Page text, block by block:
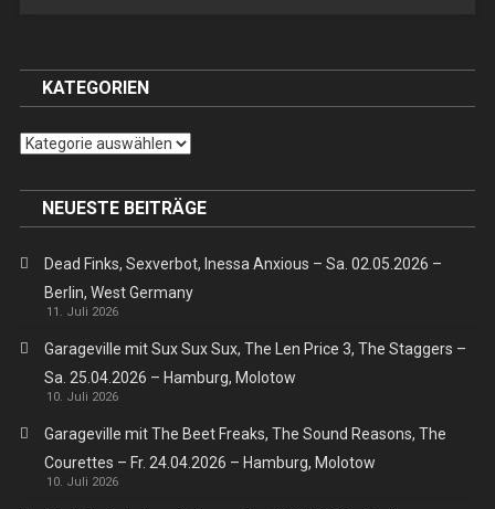
Berlin,
KATEGORIEN
Kategorien
NEUESTE BEITRÄGE
Dead Finks, Sexverbot, Inessa Anxious – Sa. 02.05.2026 –
Berlin, West Germany
11. Juli 2026
Garageville mit Sux Sux Sux, The Len Price 3, The Staggers –
Sa. 25.04.2026 – Hamburg, Molotow
10. Juli 2026
Garageville mit The Beet Freaks, The Sound Reasons, The
Courettes – Fr. 24.04.2026 – Hamburg, Molotow
10. Juli 2026